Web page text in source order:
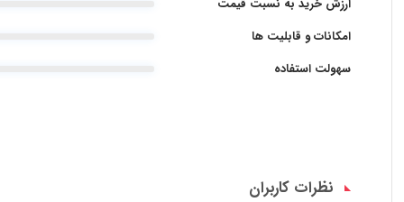
امکانات و قابلیت ها
سهولت استفاده
نظرات کاربران